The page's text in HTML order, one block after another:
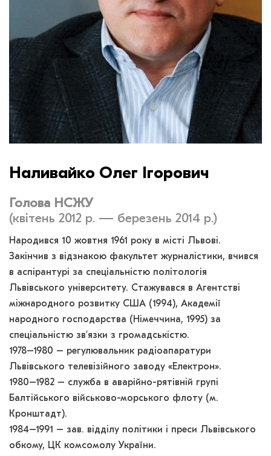
Наливайко Олег Ігорович
Голова НСЖУ
(квітень 2012 р. — березень 2014 р.)
Народився 10 жовтня 1961 року в місті Львові.
Закінчив з відзнакою факультет журналістики, вчився
в аспірантурі за спеціальністю політологія
Львівського університету. Стажувався в Агентстві
міжнародного розвитку США (1994), Академії
народного господарства (Німеччина, 1995) за
спеціальністю зв’язки з громадськістю.
1978–1980 – регулювальник радіоапаратури
Львівського телевізійного заводу «Електрон».
1980–1982 – служба в аварійно-рятівній групі
Балтійського військово-морського флоту (м.
Кронштадт).
1984–1991 – зав. відділу політики і преси Львівського
обкому, ЦК комсомолу України.